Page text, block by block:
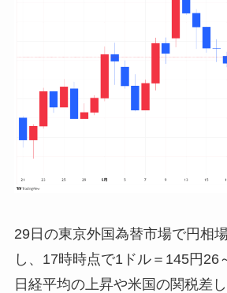
29日の東京外国為替市場で円相
し、17時時点で1ドル＝145円26
日経平均の上昇や米国の関税差